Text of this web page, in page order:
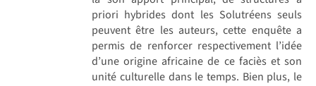
priori hybrides dont les Solutréens seuls
peuvent être les auteurs, cette enquête a
permis de renforcer respectivement l’idée
d’une origine africaine de ce faciès et son
unité culturelle dans le temps. Bien plus, le